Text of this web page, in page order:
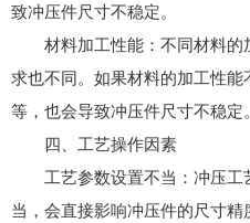
致冲压件尺寸不稳定。
材料加工性能：不同材料
求也不同。如果材料的加工性
等，也会导致冲压件尺寸不稳定。
四、工艺操作因素
工艺参数设置不当：冲压
当，会直接影响冲压件的尺寸